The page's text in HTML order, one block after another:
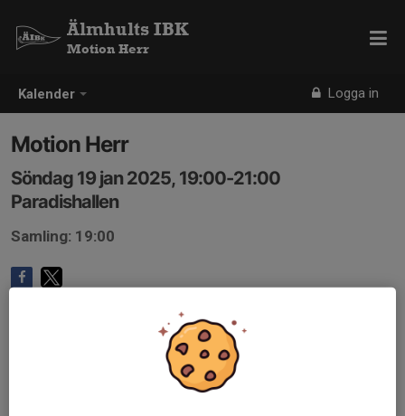
Kalender Logga in
Älmhults IBK
Motion Herr
Motion Herr
Söndag 19 jan 2025, 19:00-21:00
Paradishallen
Samling: 19:00